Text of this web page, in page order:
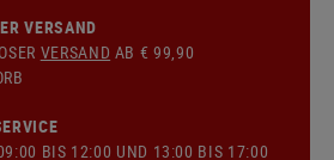
VERSAND
VERSAND AB € 99,90
BIS 12:00 UND 13:00 BIS 17:00